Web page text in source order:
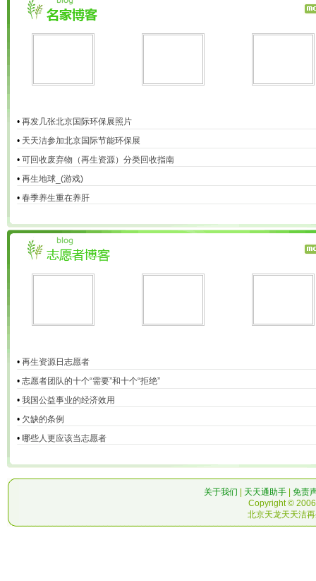
• 再发几张北京国际环保展照片
• 天天洁参加北京国际节能环保展
• 可回收废弃物（再生资源）分类回收指南
• 再生地球_(游戏)
• 春季养生重在养肝
• 再生资源日志愿者
• 志愿者团队的十个“需要”和十个“拒绝”
• 我国公益事业的经济效用
• 欠缺的条例
• 哪些人更应该当志愿者
关于我们 天天通助手
免责
Copyright ©
北京天龙天天洁